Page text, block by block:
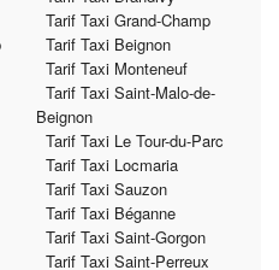
Tarif Taxi Grand-Champ
Tarif Taxi Beignon
Tarif Taxi Monteneuf
Tarif Taxi Saint-Malo-de-
Beignon
Tarif Taxi Le Tour-du-Parc
Tarif Taxi Locmaria
Tarif Taxi Sauzon
Tarif Taxi Béganne
Tarif Taxi Saint-Gorgon
Tarif Taxi Saint-Perreux